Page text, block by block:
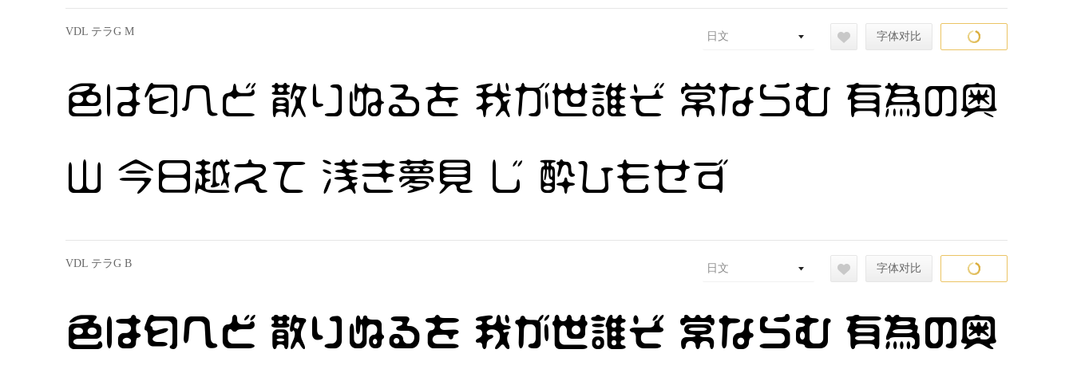
VDL テラG M 字体对比
日文
色は匂へど 散りぬるを 我が世誰ぞ 常ならむ 有為の奥
山 今日越えて 浅き夢見 じ 酔ひもせず
VDL テラG B 字体对比
日文
色は匂へど 散りぬるを 我が世誰ぞ 常ならむ 有為の奥